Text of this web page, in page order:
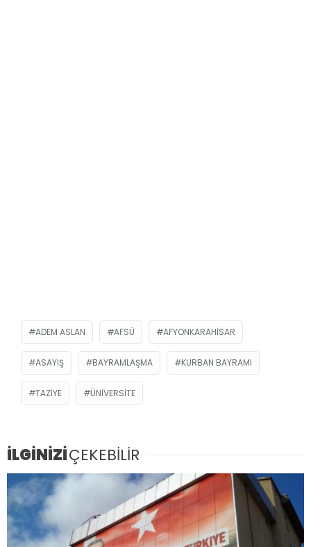
ADEM ASLAN AFSÜ AFYONKARAHISAR
ASAYIŞ BAYRAMLAŞMA KURBAN BAYRAMI
TAZIYE ÜNIVERSITE
İLGİNİZİÇEKEBİLİR